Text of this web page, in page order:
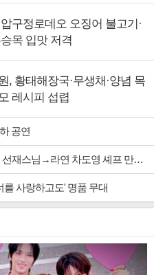
구정로데오 오징어 불고기·
목 입맛 저격
, 황태해장국·무생채·양념 목
레시피 섭렵
공연
스님→라연 차도영 셰프 만난다
사랑하고도' 명품 무대